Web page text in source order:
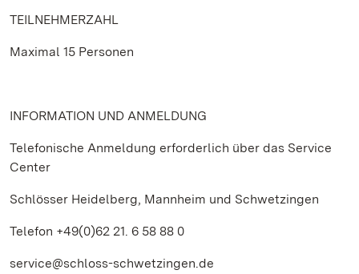
TEILNEHMERZAHL
Maximal 15 Personen
INFORMATION UND ANMELDUNG
Telefonische Anmeldung erforderlich über das Service
Center
Schlösser Heidelberg, Mannheim und Schwetzingen
Telefon +49(0)62 21. 6 58 88 0
service@schloss-schwetzingen.de